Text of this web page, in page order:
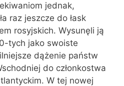
jednak,
raz jeszcze do łask
rosyjskich. Wysunęli ją
tych jako swoiste
dążenie państw
do członkostwa
W tej nowej